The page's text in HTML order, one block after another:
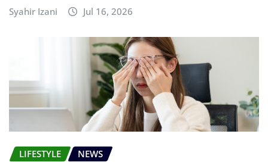
Syahir Izani Jul 16, 2026
LIFESTYLE NEWS